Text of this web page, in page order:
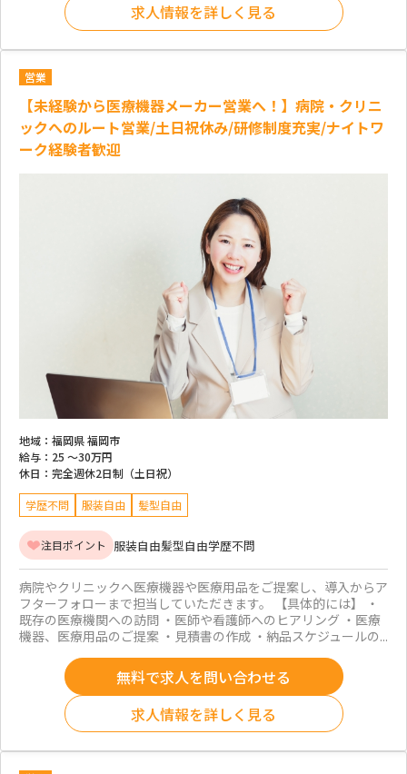
求人情報を詳しく見る
営業
【未経験から医療機器メーカー営業へ！】病院・クリニ
ックへのルート営業/土日祝休み/研修制度充実/ナイトワ
ーク経験者歓迎
地域： 福岡県 福岡市
給与： 25 ～30万円
休日： 完全週休2日制（土日祝）
学歴不問 服装自由 髪型自由
注目ポイント 服装自由髪型自由学歴不問
病院やクリニックへ医療機器や医療用品をご提案し、導入からア
フターフォローまで担当していただきます。 【具体的には】 ・
既存の医療機関への訪問 ・医師や看護師へのヒアリング ・医療
機器、医療用品のご提案 ・見積書の作成 ・納品スケジュールの...
無料で求人を問い合わせる
求人情報を詳しく見る